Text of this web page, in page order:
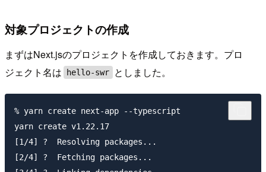
対象プロジェクトの作成
まずはNext.jsのプロジェクトを作成しておきます。プロ
ジェクト名は
hello-swr としました。
% yarn create next-app --typescript
yarn create v1.22.17
[1/4] ?  Resolving packages...
[2/4] ?  Fetching packages...